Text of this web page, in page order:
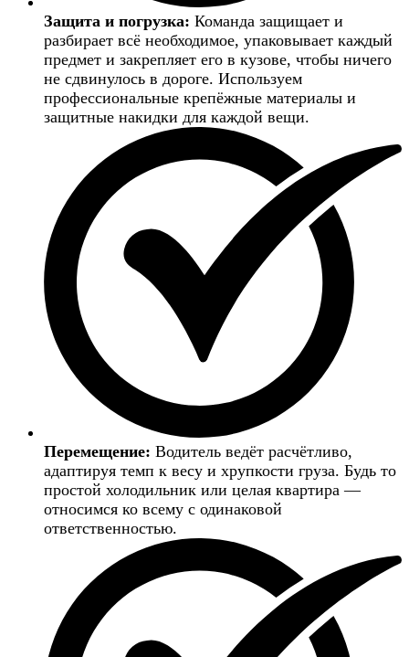
Защита и погрузка: Команда защищает и
разбирает всё необходимое, упаковывает каждый
предмет и закрепляет его в кузове, чтобы ничего
не сдвинулось в дороге. Используем
профессиональные крепёжные материалы и
защитные накидки для каждой вещи.
Перемещение: Водитель ведёт расчётливо,
адаптируя темп к весу и хрупкости груза. Будь то
простой холодильник или целая квартира —
относимся ко всему с одинаковой
ответственностью.